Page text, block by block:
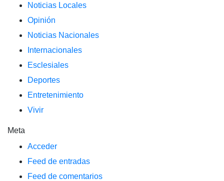
Noticias Locales
Opinión
Noticias Nacionales
Internacionales
Esclesiales
Deportes
Entretenimiento
Vivir
Meta
Acceder
Feed de entradas
Feed de comentarios